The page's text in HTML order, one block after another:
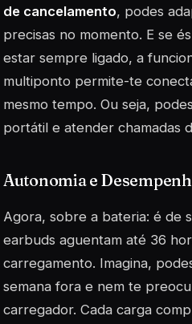
de cancelamento, podes
precisas no momento. E se
estar sempre ligado, a
multiponto permite-te
mesmo tempo. Ou seja,
portátil e atender chamadas
Autonomia e
Agora, sobre a bateria: é de
earbuds aguentam até 36
carregamento. Imagina,
semana fora e nem te
carregador. Cada carga